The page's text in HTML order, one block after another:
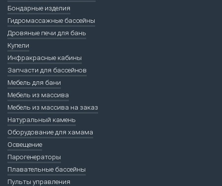
Бондарные изделия
Гидромассажные бассейны
Дровяные печи для бань
Купели
Инфракрасные кабины
Запчасти для бассейнов
Мебель для бани
Мебель из массива
Мебель из массива на заказ
Натуральный камень
Оборудование для хамама
Освещение
Парогенераторы
Плавательные бассейны
Пульты управления